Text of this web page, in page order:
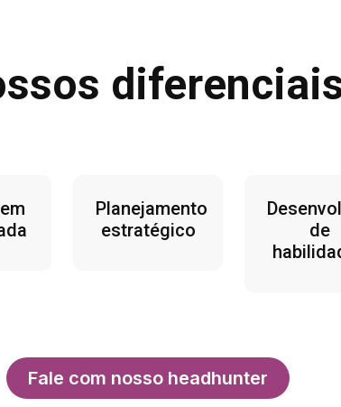
Planejamento
estratégico
de
Fale com nosso headhunter